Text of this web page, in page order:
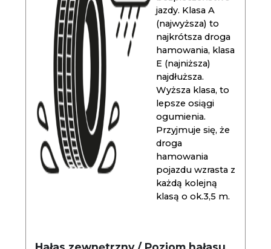
jazdy. Klasa A
(najwyższa) to
najkrótsza droga
hamowania, klasa
E (najniższa)
najdłuższa.
Wyższa klasa, to
lepsze osiągi
ogumienia.
Przyjmuje się, że
droga
hamowania
pojazdu wzrasta z
każdą kolejną
klasą o ok.3,5 m.